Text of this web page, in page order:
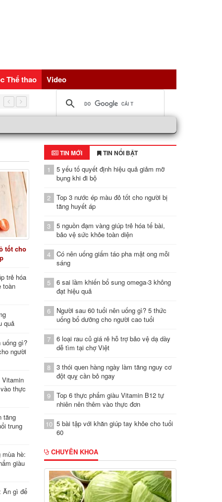
Thể thao Video
5 nguồn đạm vàng giúp trẻ hóa tế bài, bảo vệ sức khỏe toàn
tốt cho
trẻ hóa
toàn
quả
uống gì?
người
Vitamin
thực
tăng
trung
hè:
giàu
Ăn gì để
TIN MỚI TIN NỔI BẬT
1
5 yếu tố quyết định hiệu quả giảm mỡ
bụng khi đi bộ
2
Top 3 nước ép màu đỏ tốt cho người bị
tăng huyết áp
3
5 nguồn đạm vàng giúp trẻ hóa tế bài,
bảo vệ sức khỏe toàn diện
4
Có nên uống giấm táo pha mật ong mỗi
sáng
5
6 sai lầm khiến bổ sung omega-3 không
đạt hiệu quả
6
Người sau 60 tuổi nên uống gì? 5 thức
uống bổ dưỡng cho người cao tuổi
7
6 loại rau củ giá rẻ hỗ trợ bảo vệ dạ dày
dễ tìm tại chợ Việt
8
3 thói quen hàng ngày làm tăng nguy cơ
đột quỵ cần bỏ ngay
9
Top 6 thực phẩm giàu Vitamin B12 tự
nhiên nên thêm vào thực đơn
10 5 bài tập với khăn giúp tay khỏe cho tuổi
60
CHUYÊN KHOA